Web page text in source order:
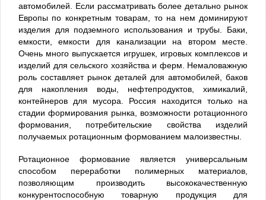
автомобилей. Если рассматривать более детально рынок
Европы по конкретным товарам, то на нем доминируют
изделия для подземного использования и трубы. Баки,
емкости, емкости для канализации на втором месте.
Очень много выпускается игрушек, игровых комплексов и
изделий для сельского хозяйства и ферм. Немаловажную
роль составляет рынок деталей для автомобилей, баков
для накопления воды, нефтепродуктов, химикалий,
контейнеров для мусора. Россия находится только на
стадии формирования рынка, возможности ротационного
формования, потребительские свойства изделий
получаемых ротационным формованием малоизвестны.
Ротационное формование является универсальным
способом переработки полимерных материалов,
позволяющим производить высококачественную
конкурентоспособную товарную продукция для